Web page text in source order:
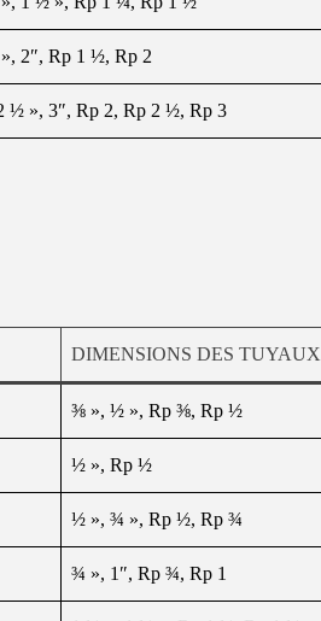
2″, Rp 1 ½, Rp 2
½ », 3″, Rp 2, Rp 2 ½, Rp 3
DIMENSIONS DES TUYAUX
⅜ », ½ », Rp ⅜, Rp ½
½ », Rp ½
½ », ¾ », Rp ½, Rp ¾
¾ », 1″, Rp ¾, Rp 1